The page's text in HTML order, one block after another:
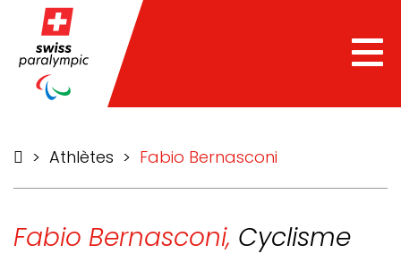
> Athlètes > Fabio Bernasconi
Fabio Bernasconi, Cyclisme